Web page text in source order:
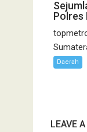
Polres
Daerah
LEAVE